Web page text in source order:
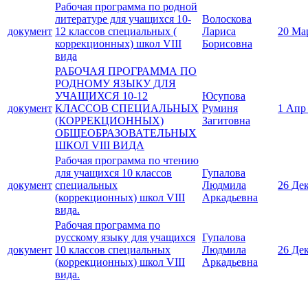
документ
Рабочая программа по родной
литературе для учащихся 10-
12 классов специальных (
коррекционных) школ VIII
вида
Волоскова
Лариса
Борисовна
20
документ
РАБОЧАЯ ПРОГРАММА ПО
РОДНОМУ ЯЗЫКУ ДЛЯ
УЧАЩИХСЯ 10-12
КЛАССОВ СПЕЦИАЛЬНЫХ
(КОРРЕКЦИОННЫХ)
ОБЩЕОБРАЗОВАТЕЛЬНЫХ
ШКОЛ VIII ВИДА
Юсупова
Руминя
Загитовна
1 Апр
документ
Рабочая программа по чтению
для учащихся 10 классов
специальных
(коррекционных) школ VIII
вида.
Гупалова
Людмила
Аркадьевна
26
документ
Рабочая программа по
русскому языку для учащихся
10 классов специальных
(коррекционных) школ VIII
вида.
Гупалова
Людмила
Аркадьевна
26